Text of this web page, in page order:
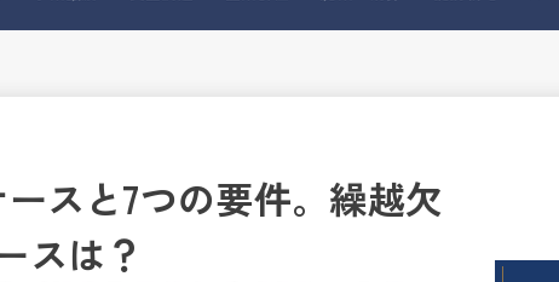
スと7つの要件。繰越欠
スは？